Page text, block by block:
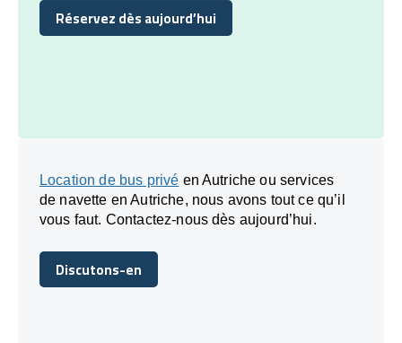
Réservez dès aujourd’hui
Réservez dès aujourd’hui
Location de bus privé en Autriche ou services
de navette en Autriche, nous avons tout ce qu’il
vous faut. Contactez-nous dès aujourd’hui.
Discutons-en
Discutons-en